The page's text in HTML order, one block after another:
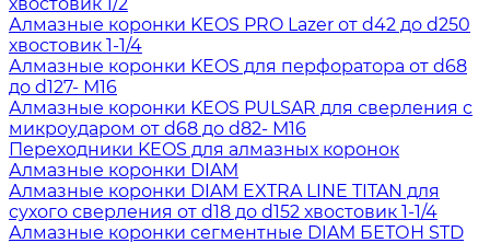
Алмазные коронки KEOS PRO Lazer от d42 до d250
хвостовик 1-1/4
Алмазные коронки KEOS для перфоратора от d68
до d127- М16
Алмазные коронки KEOS PULSAR для сверления с
микроударом от d68 до d82- М16
Переходники KEOS для алмазных коронок
Алмазные коронки DIAM
Алмазные коронки DIAM EXTRA LINE TITAN для
сухого сверления от d18 до d152 хвостовик 1-1/4
Алмазные коронки сегментные DIAM БЕТОН STD